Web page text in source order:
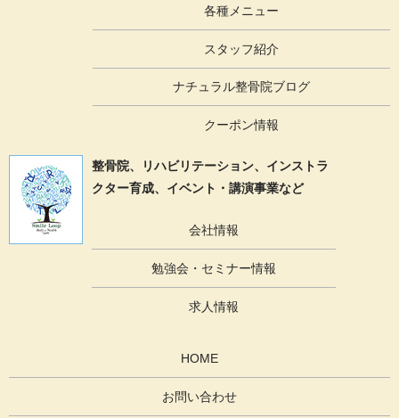
各種メニュー
スタッフ紹介
ナチュラル整骨院ブログ
クーポン情報
整骨院、リハビリテーション、 インストラ
クター育成、イベント・講演事業など
会社情報
勉強会・セミナー情報
求人情報
HOME
お問い合わせ